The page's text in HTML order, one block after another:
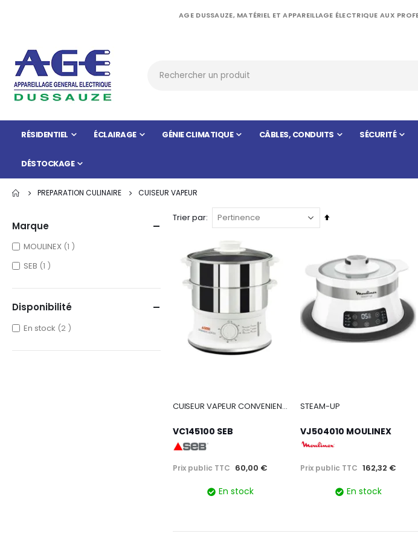
AGE DUSSAUZE, MATÉRIEL ET APPAREILLAGE ÉLECTRIQUE AUX
RÉSIDENTIEL ÉCLAIRAGE GÉNIE CLIMATIQUE CÂBLES, CONDUITS SÉCURITÉ
DÉSTOCKAGE
PREPARATION CULINAIRE CUISEUR VAPEUR
Trier par
Par
CUISEUR VAPEUR CONVENIENT INOX
VC145100 SEB
Prix public TTC 60,00 €
En stock
STEAM-UP
VJ504010 MOULINEX
Prix public TTC 162,32 €
En stock
Marque
MOULINEX 1 item
SEB 1 item
Disponibilité
En stock 2 items